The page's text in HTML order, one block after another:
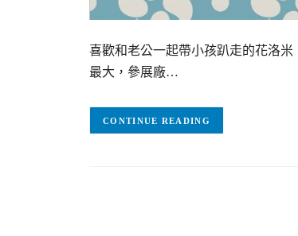
喜歡和老公一起帶小孩趴走的花洛
最大，參展廠…
CONTINUE READING